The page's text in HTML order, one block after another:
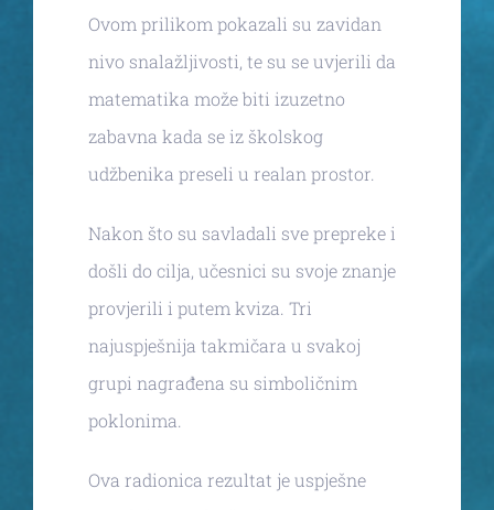
Ovom prilikom pokazali su zavidan
nivo snalažljivosti, te su se uvjerili da
matematika može biti izuzetno
zabavna kada se iz školskog
udžbenika preseli u realan prostor.
Nakon što su savladali sve prepreke i
došli do cilja, učesnici su svoje znanje
provjerili i putem kviza. Tri
najuspješnija takmičara u svakoj
grupi nagrađena su simboličnim
poklonima.
Ova radionica rezultat je uspješne